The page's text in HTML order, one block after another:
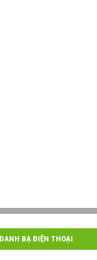
DANH BẠ ĐIỆN THOẠI